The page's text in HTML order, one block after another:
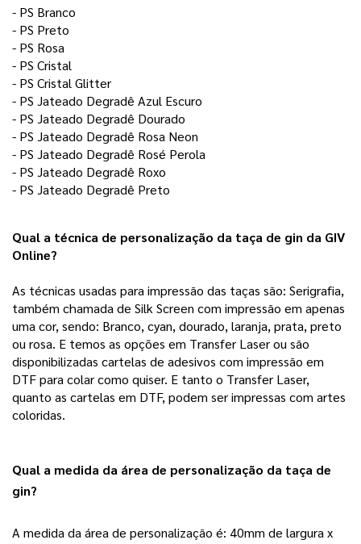
- PS Branco
- PS Preto
- PS Rosa
- PS Cristal
- PS Cristal Glitter
- PS Jateado Degradê Azul Escuro
- PS Jateado Degradê Dourado
- PS Jateado Degradê Rosa Neon
- PS Jateado Degradê Rosé Perola
- PS Jateado Degradê Roxo
- PS Jateado Degradê Preto
Qual a técnica de personalização da taça de gin da GIV
Online?
As técnicas usadas para impressão das taças são: Serigrafia,
também chamada de Silk Screen com impressão em apenas
uma cor, sendo: Branco, cyan, dourado, laranja, prata, preto
ou rosa. E temos as opções em Transfer Laser ou são
disponibilizadas cartelas de adesivos com impressão em
DTF para colar como quiser. E tanto o Transfer Laser,
quanto as cartelas em DTF, podem ser impressas com artes
coloridas.
Qual a medida da área de personalização da taça de
gin?
A medida da área de personalização é: 40mm de largura x